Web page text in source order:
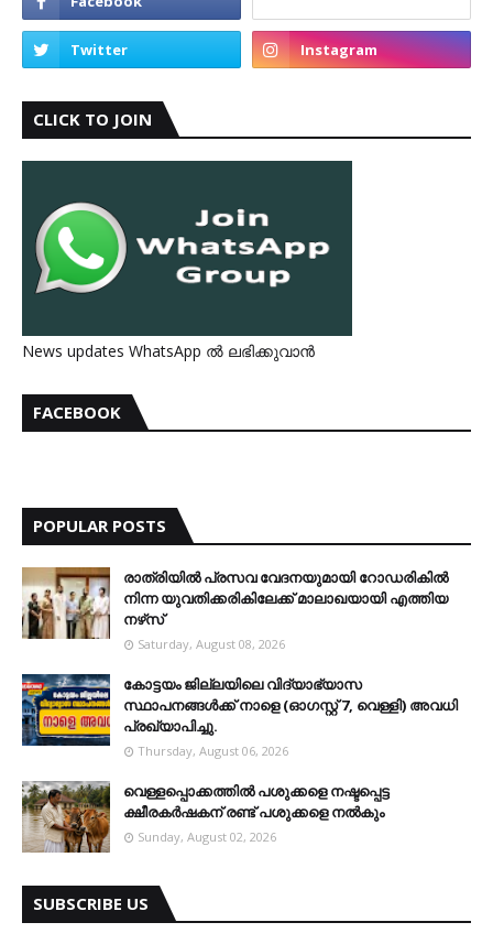
CLICK TO JOIN
News updates WhatsApp ൽ ലഭിക്കുവാൻ
FACEBOOK
POPULAR POSTS
രാത്രിയില്‍ പ്രസവ വേദനയുമായി റോഡരികില്‍
നിന്ന യുവതിക്കരികിലേക്ക് മാലാഖയായി എത്തിയ
നഴ്‌സ്
Saturday, August 08, 2026
കോട്ടയം ജില്ലയിലെ വിദ്യാഭ്യാസ
സ്ഥാപനങ്ങള്‍ക്ക് നാളെ (ഓഗസ്റ്റ് 7, വെള്ളി) അവധി
പ്രഖ്യാപിച്ചു.
Thursday, August 06, 2026
വെള്ളപ്പൊക്കത്തില്‍ പശുക്കളെ നഷ്ടപ്പെട്ട
ക്ഷീരകര്‍ഷകന് രണ്ട് പശുക്കളെ നല്‍കും
Sunday, August 02, 2026
SUBSCRIBE US